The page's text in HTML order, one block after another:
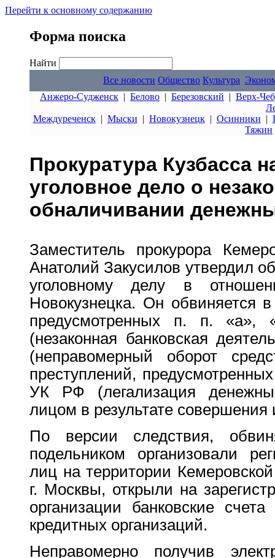
Перейти к основному содержанию
Форма поиска
Найти
Все новости Общество Культура
Анжеро-Судженск | Белово | Березовский | Верх-
Междуреченск| Мыски | Новокузнецк| Осинники |
Тяжин
Прокуратура Кузбасса
уголовное дело о
обналичивании
Заместитель прокурора
Анатолий Закусилов утвердил
уголовному делу в
Новокузнецка. Он обвиняется
предусмотренных п. п.
(незаконная банковская
(неправомерный оборот
преступлений,
УК РФ (легализация
лицом в результате совершения
По версии следствия,
подельником организовали
лиц на территории
г. Москвы, открыли на
организации банковские
кредитных организаций.
Неправомерно получив